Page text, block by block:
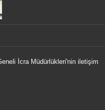
İcra Müdürlükleri'nin iletişim